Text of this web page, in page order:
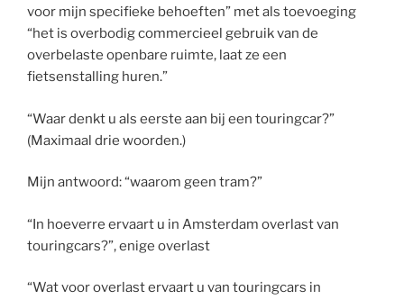
voor mijn specifieke behoeften” met als toevoeging
“het is overbodig commercieel gebruik van de
overbelaste openbare ruimte, laat ze een
fietsenstalling huren.”
“Waar denkt u als eerste aan bij een touringcar?”
(Maximaal drie woorden.)
Mijn antwoord: “waarom geen tram?”
“In hoeverre ervaart u in Amsterdam overlast van
touringcars?”, enige overlast
“Wat voor overlast ervaart u van touringcars in